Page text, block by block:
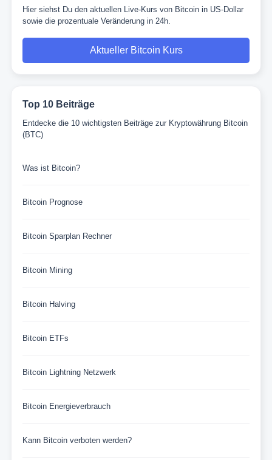
Hier siehst Du den aktuellen Live-Kurs von Bitcoin in US-Dollar
sowie die prozentuale Veränderung in 24h.
Aktueller Bitcoin Kurs
Top 10 Beiträge
Entdecke die 10 wichtigsten Beiträge zur Kryptowährung Bitcoin
(BTC)
Was ist Bitcoin?
Bitcoin Prognose
Bitcoin Sparplan Rechner
Bitcoin Mining
Bitcoin Halving
Bitcoin ETFs
Bitcoin Lightning Netzwerk
Bitcoin Energieverbrauch
Kann Bitcoin verboten werden?